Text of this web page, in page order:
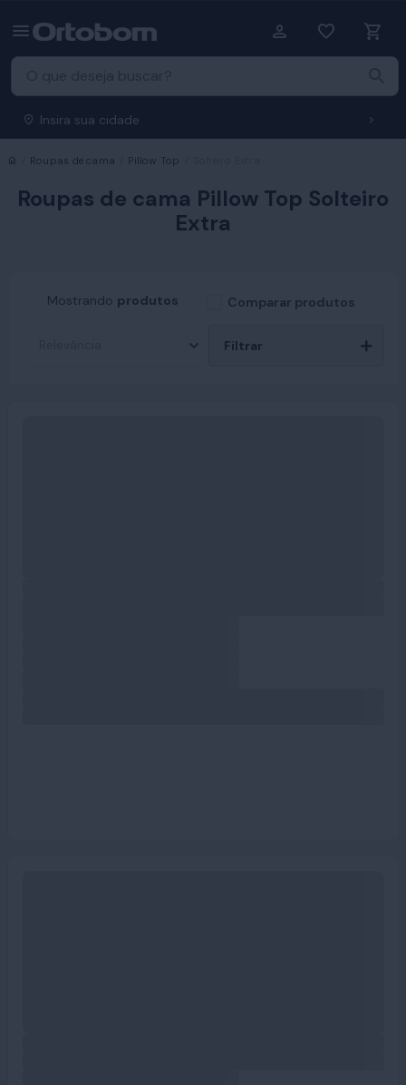
Insira sua cidade
Início
Roupas de cama Pillow Top
Roupas de cama Pillow Top Solteiro
Extra
Mostrando produtos Comparar produtos
Filtrar